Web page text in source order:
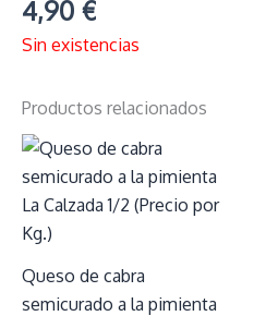
4,90 €
Sin existencias
Productos relacionados
Queso de cabra
semicurado a la pimienta